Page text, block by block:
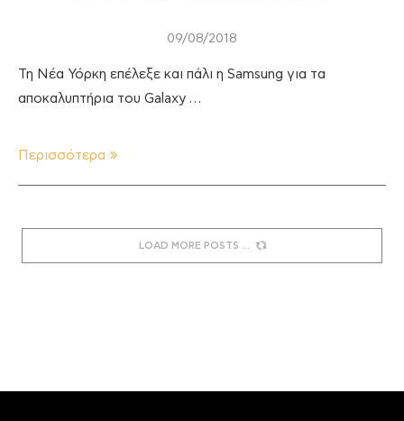
09/08/2018
Τη Νέα Υόρκη επέλεξε και πάλι η Samsung για τα
αποκαλυπτήρια του Galaxy …
Περισσότερα
LOAD MORE POSTS